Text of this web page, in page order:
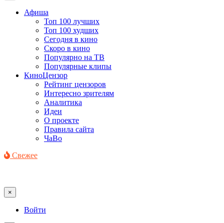
Афиша
Топ 100 лучших
Топ 100 худших
Сегодня в кино
Скоро в кино
Популярно на ТВ
Популярные клипы
КиноЦензор
Рейтинг цензоров
Интересно зрителям
Аналитика
Идеи
О проекте
Правила сайта
ЧаВо
Свежее
×
Войти